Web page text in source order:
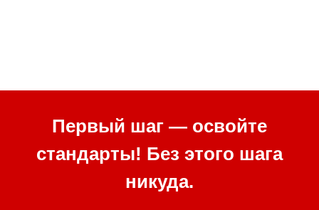
Первый шаг — освойте
стандарты! Без этого шага
никуда.